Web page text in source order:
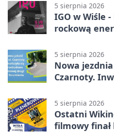
5 sierpnia 2026
IGO w Wiśle
rockową
5 sierpnia 2026
Nowa
Czarnoty.
5 sierpnia 2026
Ostatni
filmowy finał